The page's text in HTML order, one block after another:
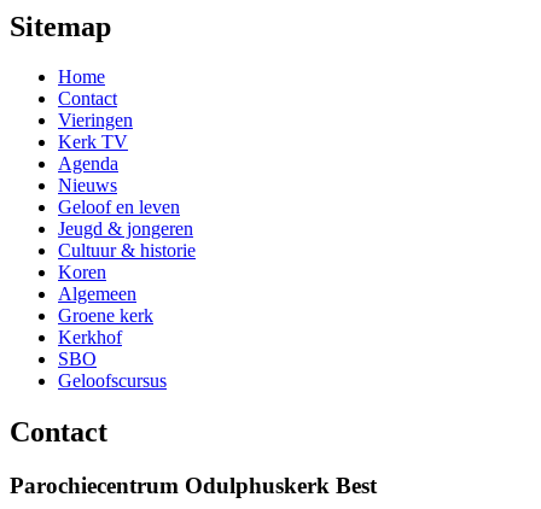
Sitemap
Home
Contact
Vieringen
Kerk TV
Agenda
Nieuws
Geloof en leven
Jeugd & jongeren
Cultuur & historie
Koren
Algemeen
Groene kerk
Kerkhof
SBO
Geloofscursus
Contact
Parochiecentrum Odulphuskerk Best